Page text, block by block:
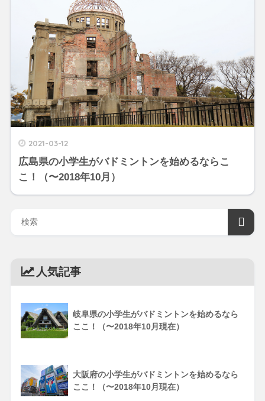
2021-03-12
広島県の小学生がバドミントンを始めるならこ
こ！（〜2018年10月）
人気記事
岐阜県の小学生がバドミントンを始めるなら
ここ！（〜2018年10月現在）
大阪府の小学生がバドミントンを始めるなら
ここ！（〜2018年10月現在）